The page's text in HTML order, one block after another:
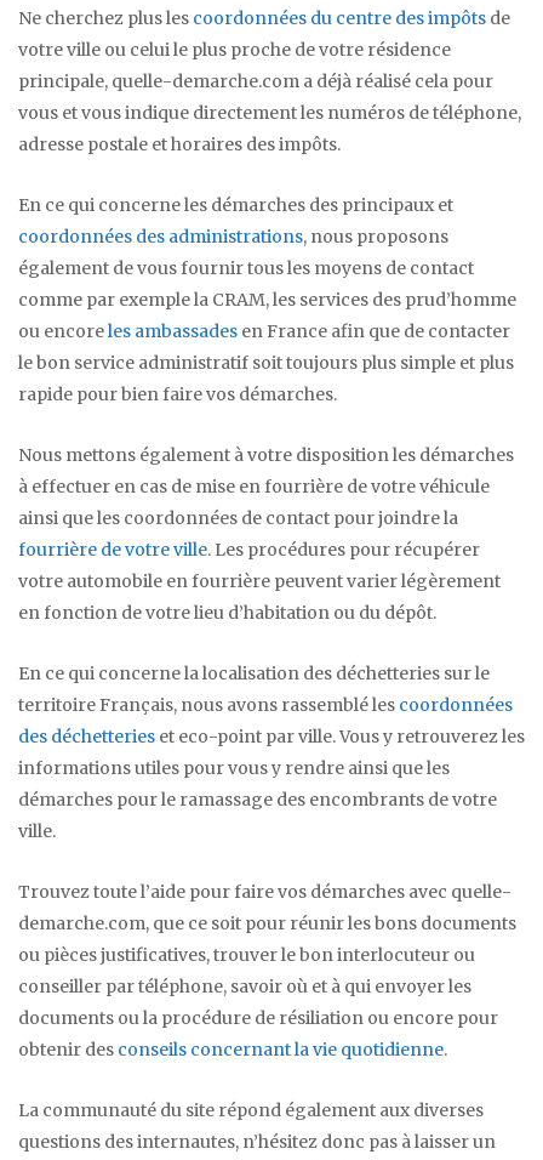
Ne cherchez plus les coordonnées du centre des impôts de
votre ville ou celui le plus proche de votre résidence
principale, quelle-demarche.com a déjà réalisé cela pour
vous et vous indique directement les numéros de téléphone,
adresse postale et horaires des impôts.
En ce qui concerne les démarches des principaux et
coordonnées des administrations, nous proposons
également de vous fournir tous les moyens de contact
comme par exemple la CRAM, les services des prud’homme
ou encoreles ambassades en France afin que de contacter
le bon service administratif soit toujours plus simple et plus
rapide pour bien faire vos démarches.
Nous mettons également à votre disposition les démarches
à effectuer en cas de mise en fourrière de votre véhicule
ainsi que les coordonnées de contact pour joindre la
fourrière de votre ville. Les procédures pour récupérer
votre automobile en fourrière peuvent varier légèrement
en fonction de votre lieu d’habitation ou du dépôt.
En ce qui concerne la localisation des déchetteries sur le
territoire Français, nous avons rassemblé les coordonnées
des déchetteries et eco-point par ville. Vous y retrouverez les
informations utiles pour vous y rendre ainsi que les
démarches pour le ramassage des encombrants de votre
ville.
Trouvez toute l’aide pour faire vos démarches avec quelle-
demarche.com, que ce soit pour réunir les bons documents
ou pièces justificatives, trouver le bon interlocuteur ou
conseiller par téléphone, savoir où et à qui envoyer les
documents ou la procédure de résiliation ou encore pour
obtenir des conseils concernant la vie quotidienne.
La communauté du site répond également aux diverses
questions des internautes, n’hésitez donc pas à laisser un